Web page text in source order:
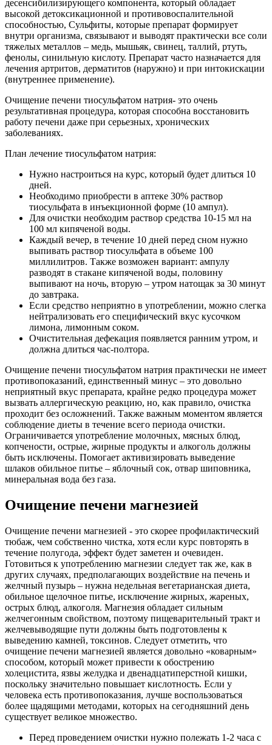
десенсибилизирующего компонента, который обладает
высокой детоксикационной и противовоспалительной
способностью, Сульфиты, которые препарат формирует
внутри организма, связывают и выводят практически все соли
тяжелых металлов – медь, мышьяк, свинец, таллий, ртуть,
фенолы, синильную кислоту. Препарат часто назначается для
лечения артритов, дерматитов (наружно) и при интокискации
(внутреннее применение).
Очищение печени тиосульфатом натрия- это очень
результативная процедура, которая способна восстановить
работу печени даже при серьезных, хронических
заболеваниях.
План лечение тиосульфатом натрия:
Нужно настроиться на курс, который будет длиться 10
дней.
Необходимо приобрести в аптеке 30% раствор
тиосульфата в инъекционной форме (10 ампул).
Для очистки необходим раствор средства 10-15 мл на
100 мл кипяченой воды.
Каждый вечер, в течение 10 дней перед сном нужно
выпивать раствор тиосульфата в объеме 100
миллилитров. Также возможен вариант: ампулу
разводят в стакане кипяченой воды, половину
выпивают на ночь, вторую – утром натощак за 30 минут
до завтрака.
Если средство неприятно в употреблении, можно слегка
нейтрализовать его специфический вкус кусочком
лимона, лимонным соком.
Очистительная дефекация появляется ранним утром, и
должна длиться час-полтора.
Очищение печени тиосульфатом натрия практически не имеет
противопоказаний, единственный минус – это довольно
неприятный вкус препарата, крайне редко процедура может
вызвать аллергическую реакцию, но, как правило, очистка
проходит без осложнений. Также важным моментом является
соблюдение диеты в течение всего периода очистки.
Ограничивается употребление молочных, мясных блюд,
копчености, острые, жирные продукты и алкоголь должны
быть исключены. Помогает активизировать выведение
шлаков обильное питье – яблочный сок, отвар шиповника,
минеральная вода без газа.
Очищение печени магнезией
Очищение печени магнезией - это скорее профилактический
тюбаж, чем собственно чистка, хотя если курс повторять в
течение полугода, эффект будет заметен и очевиден.
Готовиться к употреблению магнезии следует так же, как в
других случаях, предполагающих воздействие на печень и
желчный пузырь – нужна недельная вегетарианская диета,
обильное щелочное питье, исключение жирных, жареных,
острых блюд, алкоголя. Магнезия обладает сильным
желчегонным свойством, поэтому пищеварительный тракт и
желчевыводящие пути должны быть подготовлены к
выведению камней, токсинов. Следует отметить, что
очищение печени магнезией является довольно «коварным»
способом, который может привести к обострению
холецистита, язвы желудка и двенадцатиперстной кишки,
поскольку значительно повышает кислотность. Если у
человека есть противопоказания, лучше воспользоваться
более щадящими методами, которых на сегодняшний день
существует великое множество.
Перед проведением очистки нужно полежать 1-2 часа с